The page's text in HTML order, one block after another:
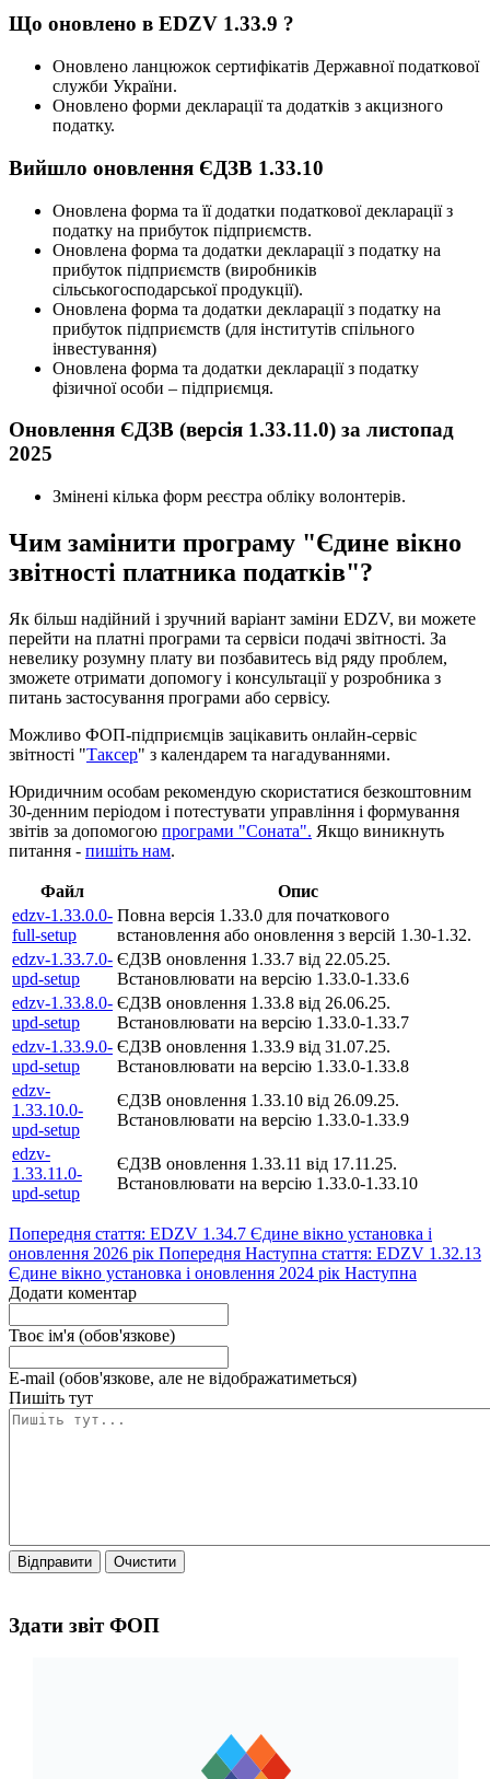
Що оновлено в EDZV 1.33.9 ?
Оновлено ланцюжок сертифікатів Державної податкової
служби України.
Оновлено форми декларації та додатків з акцизного
податку.
Вийшло оновлення ЄДЗВ 1.33.10
Оновлена форма та її додатки податкової декларації з
податку на прибуток підприємств.
Оновлена форма та додатки декларації з податку на
прибуток підприємств (виробників
сільськогосподарської продукції).
Оновлена форма та додатки декларації з податку на
прибуток підприємств (для інститутів спільного
інвестування)
Оновлена форма та додатки декларації з податку
фізичної особи – підприємця.
Оновлення ЄДЗВ (версія 1.33.11.0) за листопад
2025
Змінені кілька форм реєстра обліку волонтерів.
Чим замінити програму "Єдине вікно
звітності платника податків"?
Як більш надійний і зручний варіант заміни EDZV, ви можете
перейти на платні програми та сервіси подачі звітності. За
невелику розумну плату ви позбавитесь від ряду проблем,
зможете отримати допомогу і консультації у розробника з
питань застосування програми або сервісу.
Можливо ФОП-підприємців зацікавить онлайн-сервіс
звітності "Таксер" з календарем та нагадуваннями.
Юридичним особам рекомендую скористатися безкоштовним
30-денним періодом і потестувати управління і формування
звітів за допомогою програми "Соната". Якщо виникнуть
питання - пишіть нам.
Файл
Опис
edzv-1.33.0.0-
full-setup
Повна версія 1.33.0 для початкового
встановлення або оновлення з версій 1.30-1.32.
edzv-1.33.7.0-
upd-setup
ЄДЗВ оновлення 1.33.7 від 22.05.25.
Встановлювати на версію 1.33.0-1.33.6
edzv-1.33.8.0-
upd-setup
ЄДЗВ оновлення 1.33.8 від 26.06.25.
Встановлювати на версію 1.33.0-1.33.7
edzv-1.33.9.0-
upd-setup
ЄДЗВ оновлення 1.33.9 від 31.07.25.
Встановлювати на версію 1.33.0-1.33.8
edzv-
1.33.10.0-
upd-setup
ЄДЗВ оновлення 1.33.10 від 26.09.25.
Встановлювати на версію 1.33.0-1.33.9
edzv-
1.33.11.0-
upd-setup
ЄДЗВ оновлення 1.33.11 від 17.11.25.
Встановлювати на версію 1.33.0-1.33.10
Попередня стаття: EDZV 1.34.7 Єдине вікно установка і
оновлення 2026 рік Попередня Наступна стаття: EDZV 1.32.13
Єдине вікно установка і оновлення 2024 рік Наступна
Додати коментар
Твоє ім'я (обов'язкове)
E-mail (обов'язкове, але не відображатиметься)
Пишіть тут
Відправити Очистити
Здати звіт ФОП